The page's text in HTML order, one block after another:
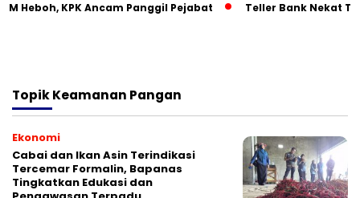
Heboh, KPK Ancam Panggil Pejabat Teller Bank Nekat
TopikKeamanan Pangan
Ekonomi
Cabai dan Ikan Asin Terindikasi
Tercemar Formalin, Bapanas
Tingkatkan Edukasi dan